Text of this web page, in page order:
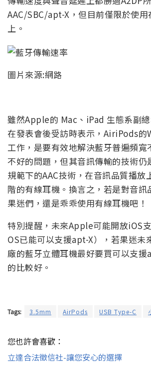
AAC/SBC/apt-X，但目前僅限於使
上。
圖片來源:網路
雖然Apple的 Mac、iPad 生態系副
在發表會後受訪時表示，AiriPods的
工作，是要有效地解決藍牙普遍頻寬
不好的問題，但其音訊傳輸的技術仍
規範下的AAC技術，在音訊品質播放
階的有線耳機。換言之，若是對音訊
果迷們，還是乖乖使用有線耳機吧！
特別提醒，未來Apple可能開放iOS
OS已能可以支援apt-X），若果迷未
廠的藍牙立體耳機最好要買可以支援
的比較好。
Tags: 3.5mm AirPods USB Type-C
您也許會喜歡：
立達合法徵信社-讓您安心的選擇